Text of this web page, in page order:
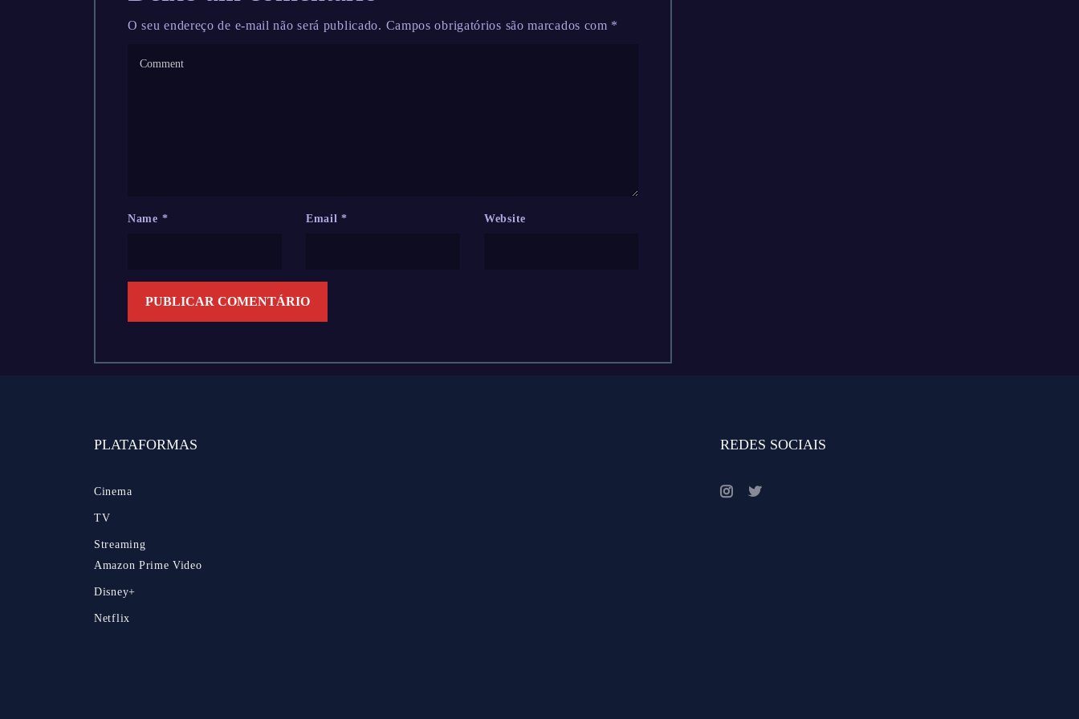
O seu endereço de e-mail não será publicado. Campos obrigatórios são marcados com *
Name * Email* Website
PLATAFORMAS
Cinema
TV
Streaming
Amazon Prime Video
Disney+
Netflix
REDES SOCIAIS